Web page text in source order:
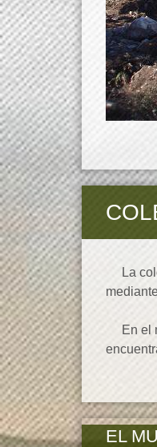
La
En el
EL